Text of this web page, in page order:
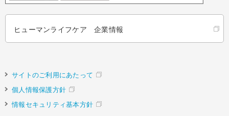
ヒューマンライフケア 企業情報
サイトのご利用にあたって
個人情報保護方針
情報セキュリティ基本方針